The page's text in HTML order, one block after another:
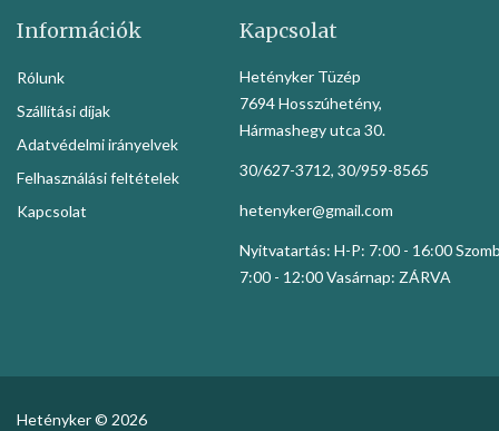
Információk
Rólunk
Szállítási díjak
Adatvédelmi irányelvek
Felhasználási feltételek
Kapcsolat
Kapcsolat
Hetényker Tüzép
7694 Hosszúhetény,
Hármashegy utca 30.
30/627-3712, 30/959-8565
hetenyker@gmail.com
Nyitvatartás: H-P: 7:00 - 16:00
7:00 - 12:00 Vasárnap: ZÁRVA
Hetényker © 2026